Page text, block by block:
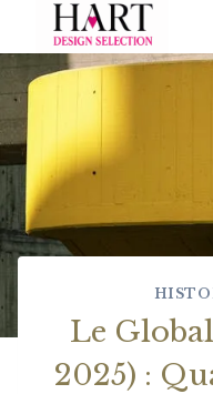
content
Le
2025) :